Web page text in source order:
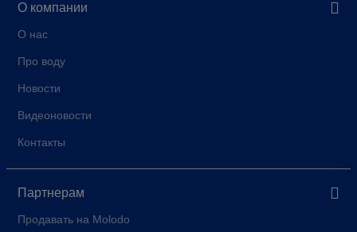
О компании
О нас
Про воду
Новости
Видеоновости
Контакты
Партнерам
Продавать на Molodo